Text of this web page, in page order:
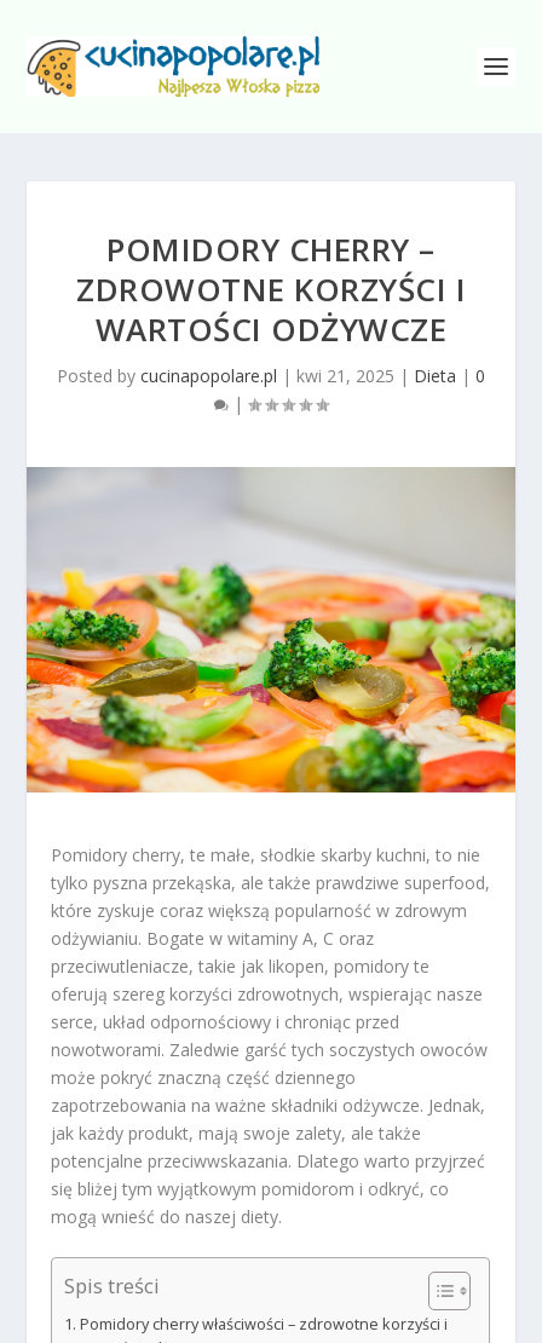
POMIDORY CHERRY –
ZDROWOTNE KORZYŚCI I
WARTOŚCI ODŻYWCZE
Posted by cucinapopolare.pl | kwi 21, 2025 | Dieta | 0
|
Pomidory cherry, te małe, słodkie skarby kuchni, to nie
tylko pyszna przekąska, ale także prawdziwe superfood,
które zyskuje coraz większą popularność w zdrowym
odżywianiu. Bogate w witaminy A, C oraz
przeciwutleniacze, takie jak likopen, pomidory te
oferują szereg korzyści zdrowotnych, wspierając nasze
serce, układ odpornościowy i chroniąc przed
nowotworami. Zaledwie garść tych soczystych owoców
może pokryć znaczną część dziennego
zapotrzebowania na ważne składniki odżywcze. Jednak,
jak każdy produkt, mają swoje zalety, ale także
potencjalne przeciwwskazania. Dlatego warto przyjrzeć
się bliżej tym wyjątkowym pomidorom i odkryć, co
mogą wnieść do naszej diety.
Spis treści
Pomidory cherry właściwości – zdrowotne korzyści i